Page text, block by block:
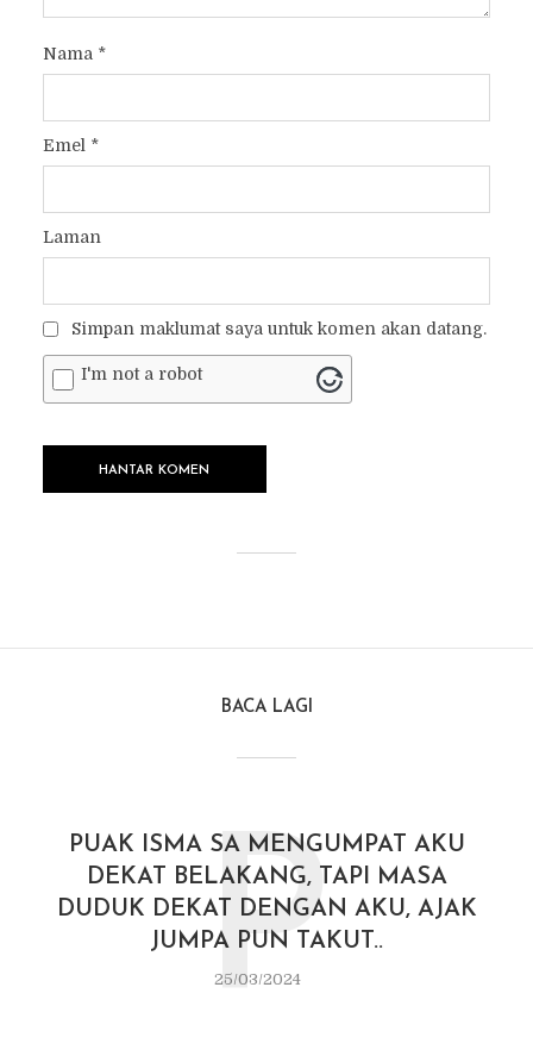
Nama *
Emel *
Laman
Simpan maklumat saya untuk komen akan datang.
I'm not a robot
BACA LAGI
PUAK ISMA SA MENGUMPAT AKU
DEKAT BELAKANG, TAPI MASA
DUDUK DEKAT DENGAN AKU, AJAK
JUMPA PUN TAKUT..
25/03/2024
P